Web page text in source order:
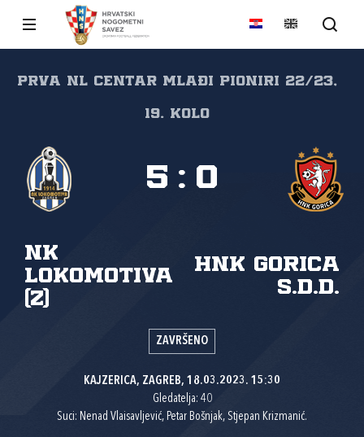
Prva NL Centar mlađi pioniri 22/23,
19. kolo
NK
Lokomotiva
(Z)
HNK Gorica
s.d.d.
5 : 0
ZAVRŠENO
KAJZERICA, ZAGREB, 18.03.2023. 15:30
Gledatelja: 40
Suci: Nenad Vlaisavljević, Petar Bošnjak, Stjepan Krizmanić.